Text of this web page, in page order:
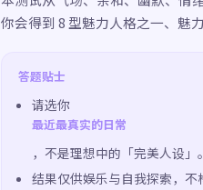
你会得到 8 型魅力人格之一、魅
答题贴士
请选你
最近最真实的日常
，不是理想中的「完美人设」。
结果仅供娱乐与自我探索，不